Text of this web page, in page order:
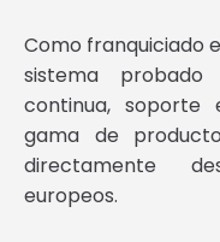
Como franquiciado
sistema
continua,
gama de
directamente
europeos.